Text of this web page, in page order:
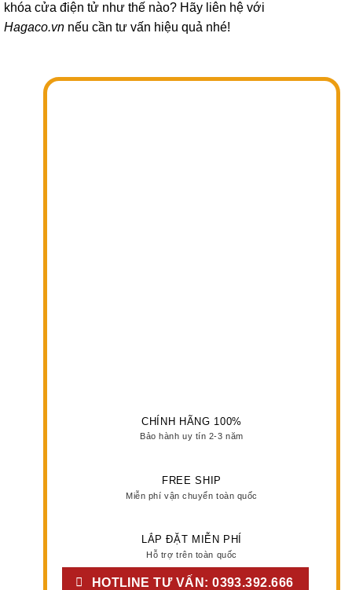
khóa cửa điện tử như thế nào? Hãy liên hệ với
Hagaco.vn nếu cần tư vấn hiệu quả nhé!
CHÍNH HÃNG 100%
Bảo hành uy tín 2-3 năm
FREE SHIP
Miễn phí vận chuyển toàn quốc
LẮP ĐẶT MIỄN PHÍ
Hỗ trợ trên toàn quốc
HOTLINE TƯ VẤN: 0393.392.666